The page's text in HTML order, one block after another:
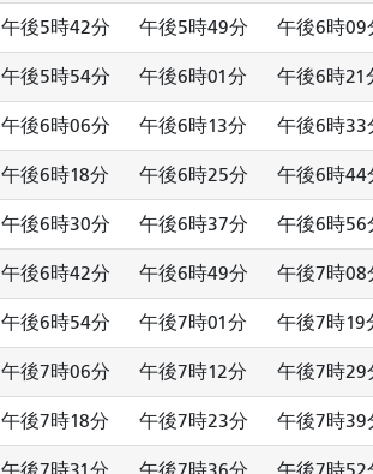
午後5時42分 午後5時49分 午後6時09
午後5時54分 午後6時01分 午後6時21
午後6時06分 午後6時13分 午後6時33
午後6時18分 午後6時25分 午後6時44
午後6時30分 午後6時37分 午後6時56
午後6時42分 午後6時49分 午後7時08
午後6時54分 午後7時01分 午後7時19
午後7時06分 午後7時12分 午後7時29
午後7時18分 午後7時23分 午後7時39